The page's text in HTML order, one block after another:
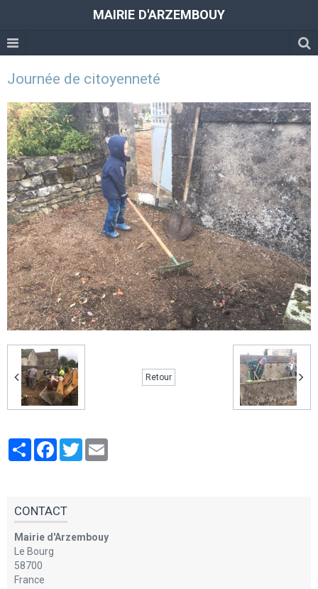
MAIRIE D'ARZEMBOUY
Journée de citoyenneté
Retour
PartagerFacebook
Twitter
CONTACT
Mairie d'Arzembouy
Le Bourg
58700
France